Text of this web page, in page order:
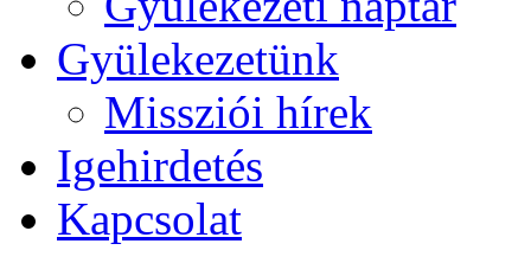
Gyülekezetünk
Missziói hírek
Igehirdetés
Kapcsolat